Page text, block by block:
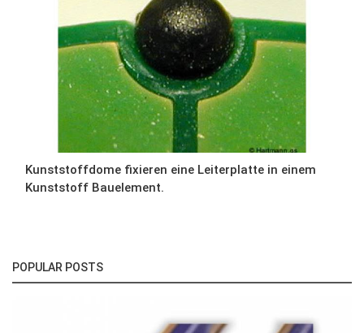
Kunststoffdome fixieren eine Leiterplatte in einem
Kunststoff Bauelement.
POPULAR POSTS